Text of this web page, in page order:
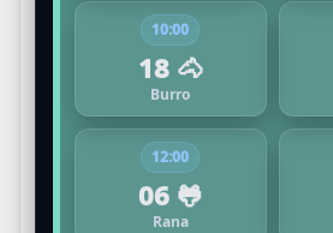
10:00
18 🐴
Burro
12:00
06 🐸
Rana